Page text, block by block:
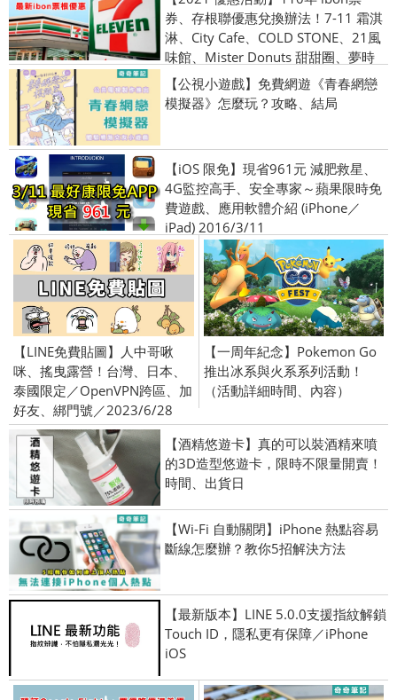
券、存根聯優惠兌換辦法！7-11 霜淇
淋、City Cafe、COLD STONE、21風
味館、Mister Donuts 甜甜圈、夢時
代、聖娜麵包
【公視小遊戲】免費網遊《青春網戀
模擬器》怎麼玩？攻略、結局
【iOS 限免】現省961元 減肥救星、
4G監控高手、安全專家～蘋果限時免
費遊戲、應用軟體介紹 (iPhone／
iPad) 2016/3/11
【LINE免費貼圖】人中哥啾
咪、搖曳露營！台灣、日本、
泰國限定／OpenVPN跨區、加
好友、綁門號／2023/6/28
【一周年紀念】Pokemon Go
推出冰系與火系系列活動！
（活動詳細時間、內容）
【酒精悠遊卡】真的可以裝酒精來噴
的3D造型悠遊卡，限時不限量開賣！
時間、出貨日
【Wi-Fi 自動關閉】iPhone 熱點容易
斷線怎麼辦？教你5招解決方法
【最新版本】LINE 5.0.0支援指紋解鎖
Touch ID，隱私更有保障／iPhone
iOS